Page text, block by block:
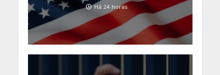
Há 24 horas